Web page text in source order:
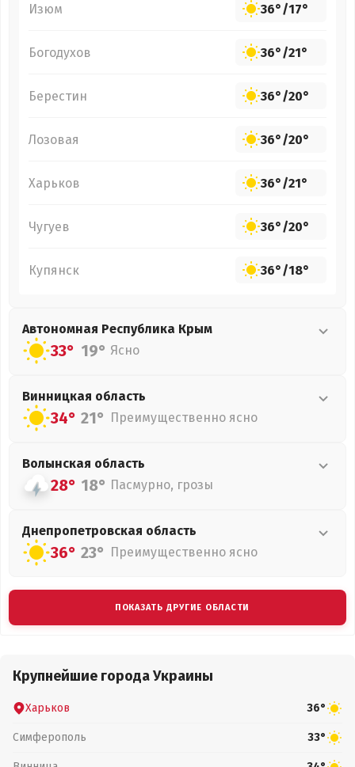
Изюм 36°/17°
Богодухов 36°/21°
Берестин 36°/20°
Лозовая 36°/20°
Харьков 36°/21°
Чугуев 36°/20°
Купянск 36°/18°
Автономная Республика Крым
33° 19° Ясно
Винницкая область
34° 21° Преимущественно ясно
Волынская область
28° 18° Пасмурно, грозы
Днепропетровская область
36° 23° Преимущественно ясно
ПОКАЗАТЬ ДРУГИЕ ОБЛАСТИ
Крупнейшие города Украины
Харьков 36°
Симферополь 33°